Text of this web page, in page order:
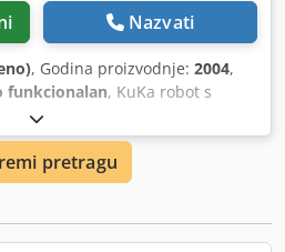
Nazvati
, Godina proizvodnje: 2004,
funkcionalan, KuKa robot s
za rukovanje. Proizvođač:
jedinica KRC-2 - KuKa
označavanje referentnih točaka
s klizačem za pomicanje u X
ormar za robota i zaseban
pretragu